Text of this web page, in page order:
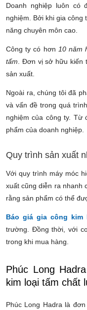
Doanh nghiệp luôn có
nghiệm. Bởi khi gia công
năng chuyên môn cao.
Công ty có hơn 10 năm
tấm . Đơn vị sở hữu kiến
sản xuất.
Ngoài ra, chúng tôi đã
và vấn đề trong quá
nghiệm của công ty. Từ
phẩm của doanh nghiệp.
Quy trình sản xuất
Với quy trình máy móc
xuất cũng diễn ra nhanh
rằng sản phẩm có thể
Báo giá gia công kim
trường. Đồng thời, với
trong khi mua hàng.
Phúc Long
kim loại tấm chất
Phúc Long Hadra là